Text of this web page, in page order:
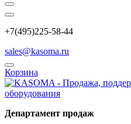
+7(495)225-58-44
sales@kasoma.ru
Корзина
Департамент продаж